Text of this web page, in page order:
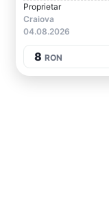
Proprietar
Craiova
04.08.2026
8 RON